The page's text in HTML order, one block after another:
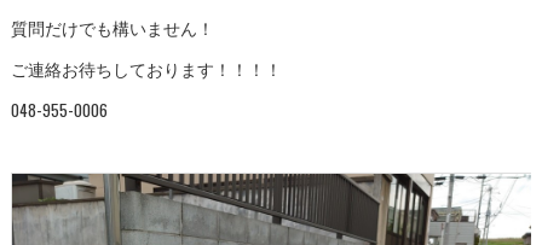
質問だけでも構いません！
ご連絡お待ちしております！！！！
048-955-0006